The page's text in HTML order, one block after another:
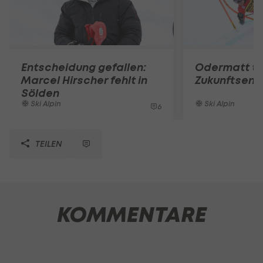
Entscheidung gefallen:
Marcel Hirscher fehlt in
Sölden
Ski Alpin 6
Odermatt
Ski Alpin
TEILEN
KOMMENTARE